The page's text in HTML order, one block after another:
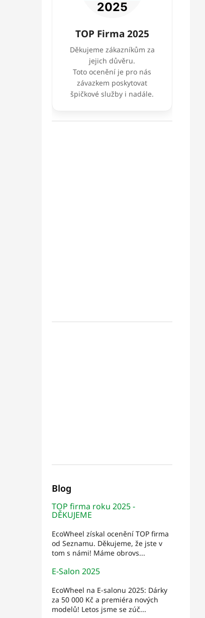
TOP Firma 2025
Děkujeme zákazníkům za
jejich důvěru.
Toto ocenění je pro nás
závazkem poskytovat
špičkové služby i nadále.
Blog
TOP firma roku 2025 -
DĚKUJEME
EcoWheel získal ocenění TOP firma
od Seznamu. Děkujeme, že jste v
tom s námi! Máme obrovs...
E-Salon 2025
EcoWheel na E-salonu 2025: Dárky
za 50 000 Kč a premiéra nových
modelů! Letos jsme se zúč...